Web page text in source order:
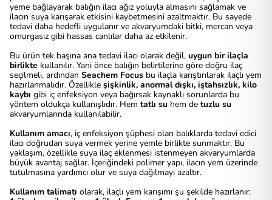
yeme bağlayarak balığın ilacı ağız yoluyla almasını sağlamak ve
ilacın suya karışarak etkisini kaybetmesini azaltmaktır. Bu sayede
tedavi daha hedefli uygulanır ve akvaryumdaki bitki, mercan veya
omurgasız gibi hassas canlılar daha az etkilenir.
Bu ürün tek başına ana tedavi ilacı olarak değil, uygun bir ilaçla
birlikte kullanılır. Yani önce balığın belirtilerine göre doğru ilaç
seçilmeli, ardından Seachem Focus bu ilaçla karıştırılarak ilaçlı yem
hazırlanmalıdır. Özellikle şişkinlik, anormal dışkı, iştahsızlık, kilo
kaybı gibi iç enfeksiyon veya bağırsak kaynaklı sorunlarda bu
yöntem oldukça kullanışlıdır. Hem tatlı su hem de tuzlu su
akvaryumlarında kullanılabilir.
Kullanım amacı, iç enfeksiyon şüphesi olan balıklarda tedavi edici
ilacı doğrudan suya vermek yerine yemle birlikte sunmaktır. Bu
yaklaşım, özellikle suya ilaç eklenmesi istenmeyen akvaryumlarda
büyük avantaj sağlar. İçeriğindeki polimer yapı, ilacın yem üzerinde
tutulmasına yardımcı olur ve suya dağılmayı azaltır.
Kullanım talimatı olarak, ilaçlı yem karışımı şu şekilde hazırlanır: